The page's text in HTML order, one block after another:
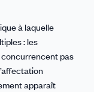
à laquelle
: les
pas
apparaît